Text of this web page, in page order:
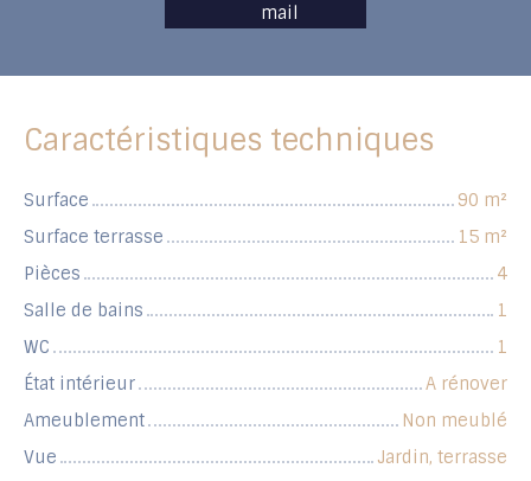
mail
Caractéristiques techniques
Surface 90 m²
Surface terrasse
15 m²
Pièces
4
Salle de bains
1
WC
1
État intérieur
A rénover
Ameublement
Non meublé
Vue
Jardin, terrasse